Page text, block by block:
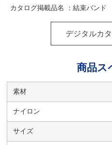
カタログ掲載品名 ：結束バンド
デジタルカ
商品ス
素材
ナイロン
サイズ